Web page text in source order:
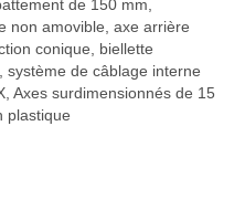
de 150 mm,
non amovible, axe arrière
conique, biellette
de câblage interne
Axes surdimensionnés de 15
plastique